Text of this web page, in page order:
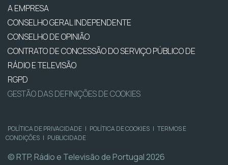
A EMPRESA
CONSELHO GERAL INDEPENDENTE
CONSELHO DE OPINIÃO
CONTRATO DE CONCESSÃO DO SERVIÇO PÚBLICO DE
RÁDIO E TELEVISÃO
RGPD
GESTÃO DAS DEFINIÇÕES DE COOKIES
POLÍTICA DE PRIVACIDADE | POLÍTICA DE COOKIES | TERMOS E
CONDIÇÕES | PUBLICIDADE
© RTP, Rádio e Televisão de Portugal 2026